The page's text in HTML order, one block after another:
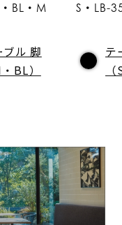
BL・M
ブル 脚
・BL）
S・LB-
テ